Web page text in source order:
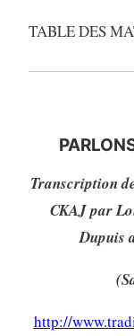
TABLE DES
Transcription
CKAJ par
Dupuis
http://